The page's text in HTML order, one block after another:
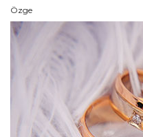
Özge